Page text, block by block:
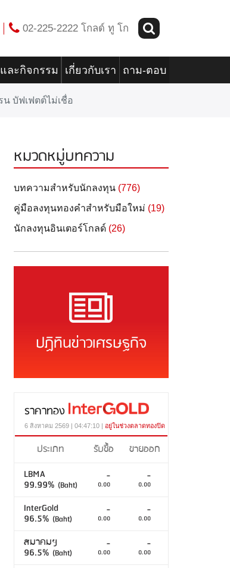
02-225-2222 โกลด์ ทู โก
ละกิจกรรม เกี่ยวกับเรา ถาม-ตอบ
บัฟเฟตต์ไม่เชื่อ
หมวดหมู่บทความ
บทความสำหรับนักลงทุน (776)
คู่มือลงทุนทองคำสำหรับมือใหม่ (19)
นักลงทุนอินเตอร์โกลด์ (26)
ปฏิทินข่าวเศรษฐกิจ
ราคาทอง
6 สิงหาคม 2569 | 04:47:10 | อยู่ในช่วงตลาดทองปิด
ประเภท รับซื้อ
ขายออก
LBMA
99.99% (Baht)
-
0.00
-
0.00
InterGold
96.5% (Baht)
-
0.00
-
0.00
สมาคมฯ
96.5% (Baht)
-
0.00
-
0.00